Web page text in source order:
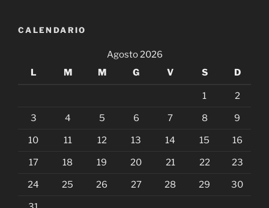
CALENDARIO
Agosto 2026
L
M M G V S D
1 2
3 4 5 6 7 8 9
10 11 12 13 14 15 16
17 18 19 20 21 22 23
24 25 26 27 28 29 30